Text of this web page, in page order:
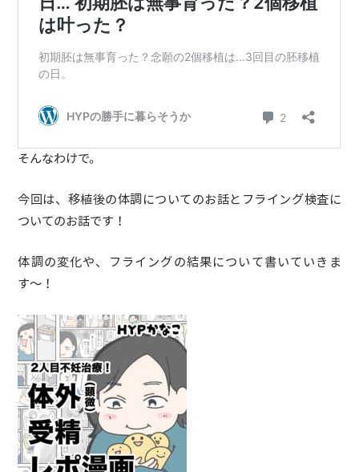
そんなわけで。
今回は、移植後の体調についてのお話とフライング検査に
ついてのお話です！
体調の変化や、フライングの結果について書いていきま
す〜！